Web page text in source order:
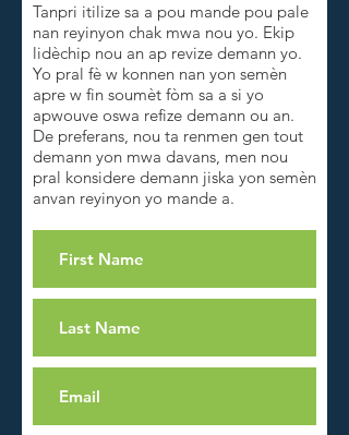
Tanpri itilize sa a pou mande pou pale
nan reyinyon chak mwa nou yo. Ekip
lidèchip nou an ap revize demann yo.
Yo pral fè w konnen nan yon semèn
apre w fin soumèt fòm sa a si yo
apwouve oswa refize demann ou an.
De preferans, nou ta renmen gen tout
demann yon mwa davans, men nou
pral konsidere demann jiska yon semèn
anvan reyinyon yo mande a.